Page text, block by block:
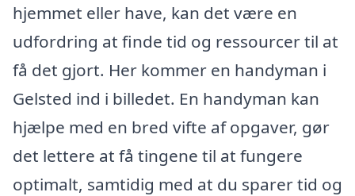
hjemmet eller have, kan det være en
udfordring at finde tid og ressourcer til at
få det gjort. Her kommer en handyman i
Gelsted ind i billedet. En handyman kan
hjælpe med en bred vifte af opgaver, gør
det lettere at få tingene til at fungere
optimalt, samtidig med at du sparer tid og